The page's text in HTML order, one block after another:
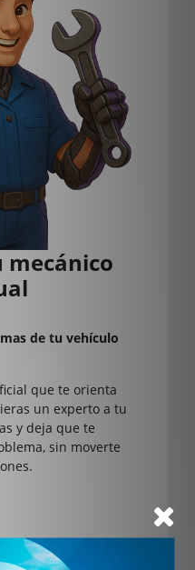
mecánico
de tu vehículo
que te orienta
un experto a tu
y deja que te
sin moverte